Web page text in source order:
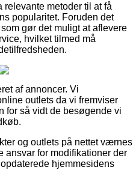
relevante metoder til at få
popularitet. Foruden det
gør det muligt at aflevere
hvilket tilmed må
af annoncer. Vi
outlets da vi fremviser
for så vidt de besøgende vi
og outlets på nettet værnes
ansvar for modifikationer der
hjemmesidens